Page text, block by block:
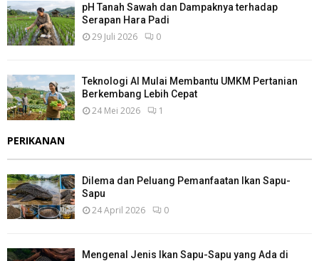
pH Tanah Sawah dan Dampaknya terhadap
Serapan Hara Padi
29 Juli 2026 0
Teknologi AI Mulai Membantu UMKM Pertanian
Berkembang Lebih Cepat
24 Mei 2026 1
PERIKANAN
Dilema dan Peluang Pemanfaatan Ikan Sapu-
Sapu
24 April 2026 0
Mengenal Jenis Ikan Sapu-Sapu yang Ada di